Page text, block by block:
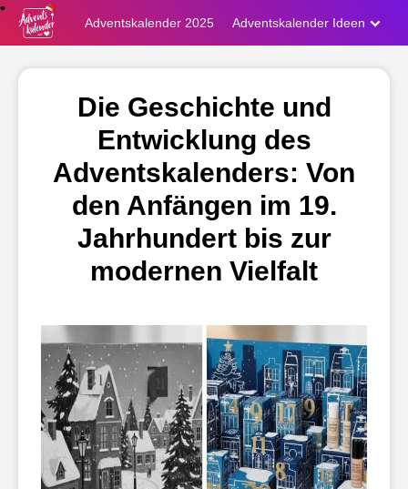
Adventskalender 2025 Adventskalender Ideen
Die Geschichte und
Entwicklung des
Adventskalenders: Von
den Anfängen im 19.
Jahrhundert bis zur
modernen Vielfalt